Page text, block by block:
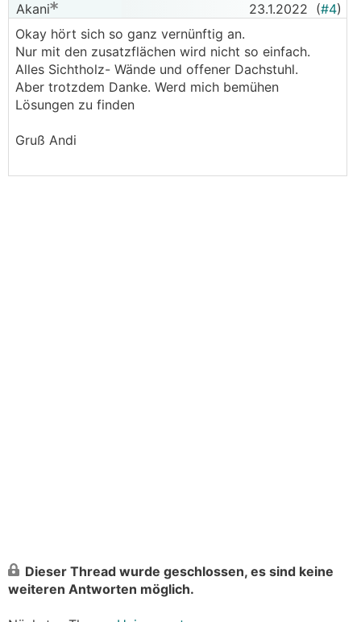
Akani 23.1.2022 (#4)
Okay hört sich so ganz vernünftig an.
Nur mit den zusatzflächen wird nicht so einfach.
Alles Sichtholz- Wände und offener Dachstuhl.
Aber trotzdem Danke. Werd mich bemühen
Lösungen zu finden
Gruß Andi
Dieser Thread wurde geschlossen, es sind keine
weiteren Antworten möglich.